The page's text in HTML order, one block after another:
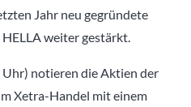
Jahr neu gegründete
weiter gestärkt.
notieren die Aktien der
Xetra-Handel mit einem